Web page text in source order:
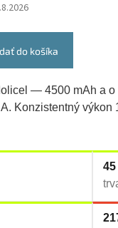
do košíka
— 4500 mAh a o
Konzistentný výkon
45